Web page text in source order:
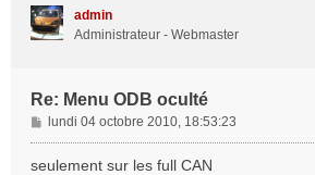
admin
Administrateur - Webmaster
Re: Menu ODB oculté
M
e
s
lundi 04 octobre 2010, 18:53:23
seulement sur les full CAN